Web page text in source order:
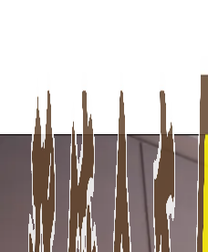
發億金庫（仁浦科技）自 1984
DPS系列 防火金庫 極簡高雅設計